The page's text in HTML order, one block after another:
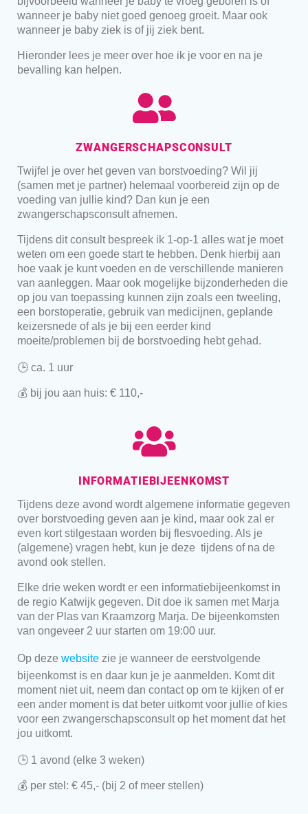
wanneer je baby niet goed genoeg groeit. Maar ook
wanneer je baby ziek is of jij ziek bent.
Hieronder lees je meer over hoe ik je voor en na je
bevalling kan helpen.
ZWANGERSCHAPSCONSULT
Twijfel je over het geven van borstvoeding? Wil jij
(samen met je partner) helemaal voorbereid zijn op de
voeding van jullie kind? Dan kun je een
zwangerschapsconsult afnemen.
Tijdens dit consult bespreek ik 1-op-1 alles wat je moet
weten om een goede start te hebben. Denk hierbij aan
hoe vaak je kunt voeden en de verschillende manieren
van aanleggen. Maar ook mogelijke bijzonderheden die
op jou van toepassing kunnen zijn zoals een tweeling,
een borstoperatie, gebruik van medicijnen, geplande
keizersnede of als je bij een eerder kind
moeite/problemen bij de borstvoeding hebt gehad.
🕒 ca. 1 uur
💰 bij jou aan huis: € 110,-
INFORMATIEBIJEENKOMST
Tijdens deze avond wordt algemene informatie gegeven
over borstvoeding geven aan je kind, maar ook zal er
even kort stilgestaan worden bij flesvoeding. Als je
(algemene) vragen hebt, kun je deze tijdens of na de
avond ook stellen.
Elke drie weken wordt er een informatiebijeenkomst in
de regio Katwijk gegeven. Dit doe ik samen met Marja
van der Plas van Kraamzorg Marja. De bijeenkomsten
van ongeveer 2 uur starten om 19:00 uur.
Op deze website zie je wanneer de eerstvolgende
bijeenkomst is en daar kun je je aanmelden. Komt dit
moment niet uit, neem dan contact op om te kijken of er
een ander moment is dat beter uitkomt voor jullie of kies
voor een zwangerschapsconsult op het moment dat het
jou uitkomt.
🕒 1 avond (elke 3 weken)
💰 per stel: € 45,- (bij 2 of meer stellen)